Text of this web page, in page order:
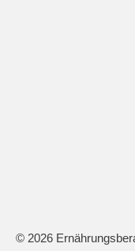
© 2026